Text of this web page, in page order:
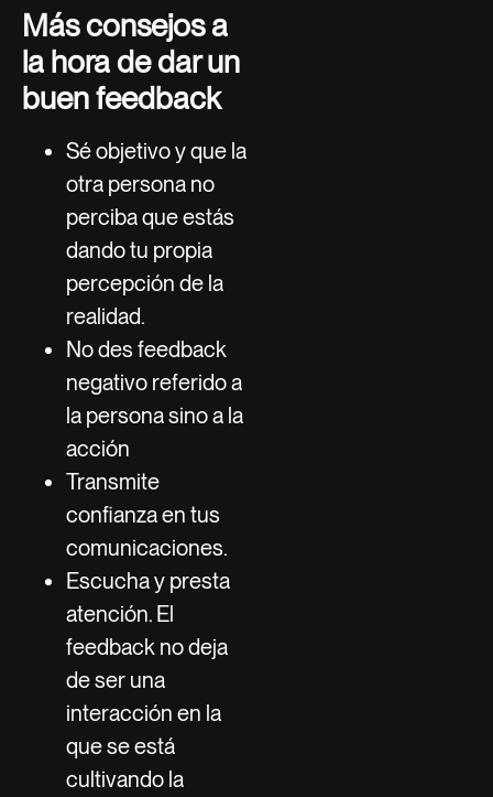
Más consejos a
la hora de dar un
buen feedback
Sé objetivo y que la
otra persona no
perciba que estás
dando tu propia
percepción de la
realidad.
No des feedback
negativo referido a
la persona sino a la
acción
Transmite
confianza en tus
comunicaciones.
Escucha y presta
atención. El
feedback no deja
de ser una
interacción en la
que se está
cultivando la